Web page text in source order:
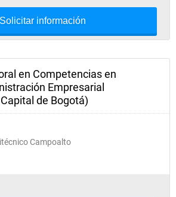
Solicitar información
en Competencias en
Empresarial
de Bogotá)
Campoalto